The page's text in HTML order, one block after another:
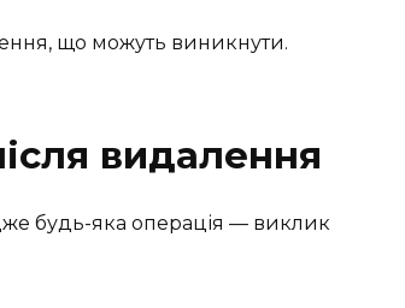
що можуть виникнути.
видалення
будь-яка операція — виклик